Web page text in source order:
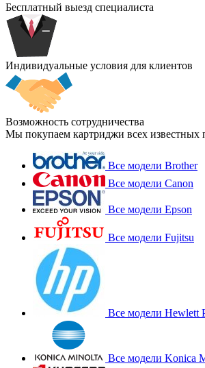
Бесплатный выезд специалиста
Индивидуальные условия для клиентов
Возможность сотрудничества
Мы покупаем картриджи всех известных
Все модели Brother
Все модели Canon
Все модели Epson
Все модели Fujitsu
Все модели Hewlett
Все модели Konica